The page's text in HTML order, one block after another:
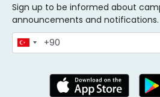
Sign up to be informed about
announcements and notifications.